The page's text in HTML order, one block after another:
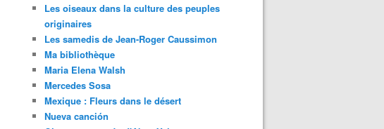
Les oiseaux dans la culture des peuples
originaires
Les samedis de Jean-Roger Caussimon
Ma bibliothèque
Maria Elena Walsh
Mercedes Sosa
Mexique : Fleurs dans le désert
Nueva canción